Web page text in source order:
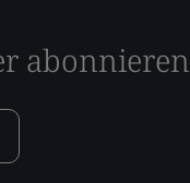
abonnieren